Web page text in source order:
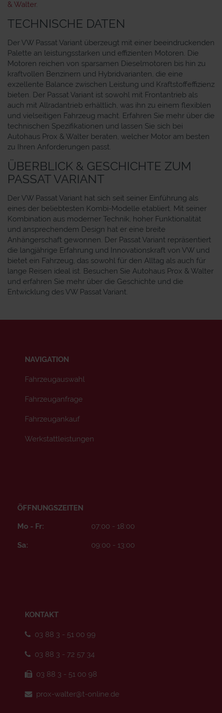
& Walter.
TECHNISCHE DATEN
Der VW Passat Variant überzeugt mit einer beeindruckenden
Palette an leistungsstarken und effizienten Motoren. Die
Motoren reichen von sparsamen Dieselmotoren bis hin zu
kraftvollen Benzinern und Hybridvarianten, die eine
exzellente Balance zwischen Leistung und Kraftstoffeffizienz
bieten. Der Passat Variant ist sowohl mit Frontantrieb als
auch mit Allradantrieb erhältlich, was ihn zu einem flexiblen
und vielseitigen Fahrzeug macht. Erfahren Sie mehr über die
technischen Spezifikationen und lassen Sie sich bei
Autohaus Prox & Walter beraten, welcher Motor am besten
zu Ihren Anforderungen passt.
ÜBERBLICK & GESCHICHTE ZUM
PASSAT VARIANT
Der VW Passat Variant hat sich seit seiner Einführung als
eines der beliebtesten Kombi-Modelle etabliert. Mit seiner
Kombination aus moderner Technik, hoher Funktionalität
und ansprechendem Design hat er eine breite
Anhängerschaft gewonnen. Der Passat Variant repräsentiert
die langjährige Erfahrung und Innovationskraft von VW und
bietet ein Fahrzeug, das sowohl für den Alltag als auch für
lange Reisen ideal ist. Besuchen Sie Autohaus Prox & Walter
und erfahren Sie mehr über die Geschichte und die
Entwicklung des VW Passat Variant.
NAVIGATION
Fahrzeugauswahl
Fahrzeuganfrage
Fahrzeugankauf
Werkstattleistungen
ÖFFNUNGSZEITEN
Mo - Fr: 07:00 - 18:00
Sa: 09:00 - 13:00
KONTAKT
03 88 3 - 51 00 99
03 88 3 - 72 57 34
03 88 3 - 51 00 98
prox-walter@t-online.de